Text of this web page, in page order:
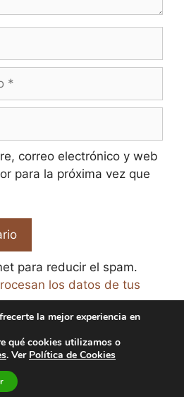
correo electrónico y web
para la próxima vez que
para reducir el spam.
los datos de tus
Cerveza -
-Política de Cookies
la mejor experiencia en
qué cookies utilizamos o
. Ver Política de Cookies